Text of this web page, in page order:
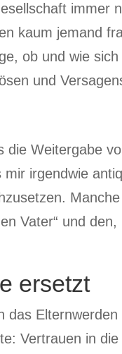
immer
kaum jemand
ob und wie
und
Weitergabe
irgendwie
Vater“ und
ersetzt
Vertrauen in